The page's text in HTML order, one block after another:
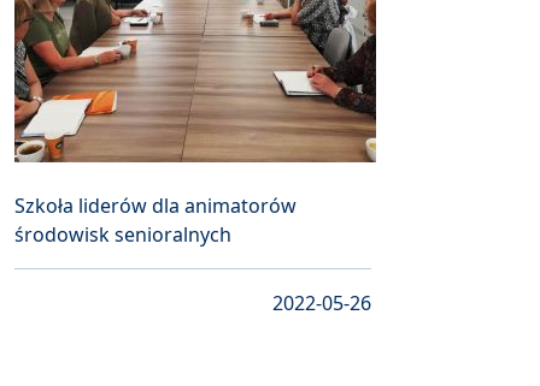
Szkoła liderów dla animatorów
środowisk senioralnych
2022-05-26